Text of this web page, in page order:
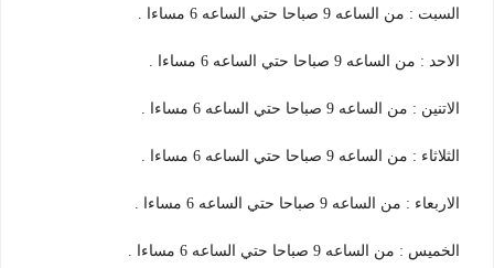
السبت : من الساعه 9 صباحا حتي الساعه 6 مساءا .
الاحد : من الساعه 9 صباحا حتي الساعه 6 مساءا .
الاتنين : من الساعه 9 صباحا حتي الساعه 6 مساءا .
الثلاثاء : من الساعه 9 صباحا حتي الساعه 6 مساءا .
الاربعاء : من الساعه 9 صباحا حتي الساعه 6 مساءا .
الخميس : من الساعه 9 صباحا حتي الساعه 6 مساءا .